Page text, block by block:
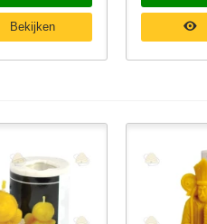
Bekijken